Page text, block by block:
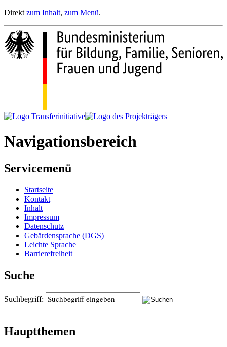
Direkt zum Inhalt, zum Menü.
Navigationsbereich
Servicemenü
Startseite
Kontakt
Inhalt
Impressum
Datenschutz
Gebärdensprache (DGS)
Leichte Sprache
Barrierefreiheit
Suche
Suchbegriff:
Hauptthemen